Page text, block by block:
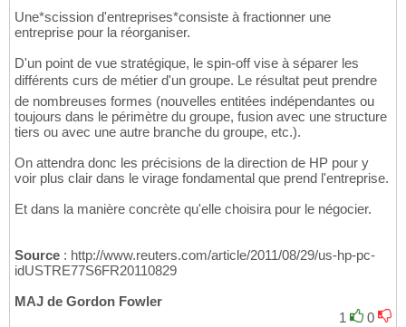
Une*scission d'entreprises*consiste à fractionner une
entreprise pour la réorganiser.
D'un point de vue stratégique, le spin-off vise à séparer les
différents curs de métier d'un groupe. Le résultat peut prendre
de nombreuses formes (nouvelles entitées indépendantes ou
toujours dans le périmètre du groupe, fusion avec une structure
tiers ou avec une autre branche du groupe, etc.).
On attendra donc les précisions de la direction de HP pour y
voir plus clair dans le virage fondamental que prend l'entreprise.
Et dans la manière concrète qu'elle choisira pour le négocier.
Source : http://www.reuters.com/article/2011/08/29/us-hp-pc-
idUSTRE77S6FR20110829
MAJ de Gordon Fowler
1
0